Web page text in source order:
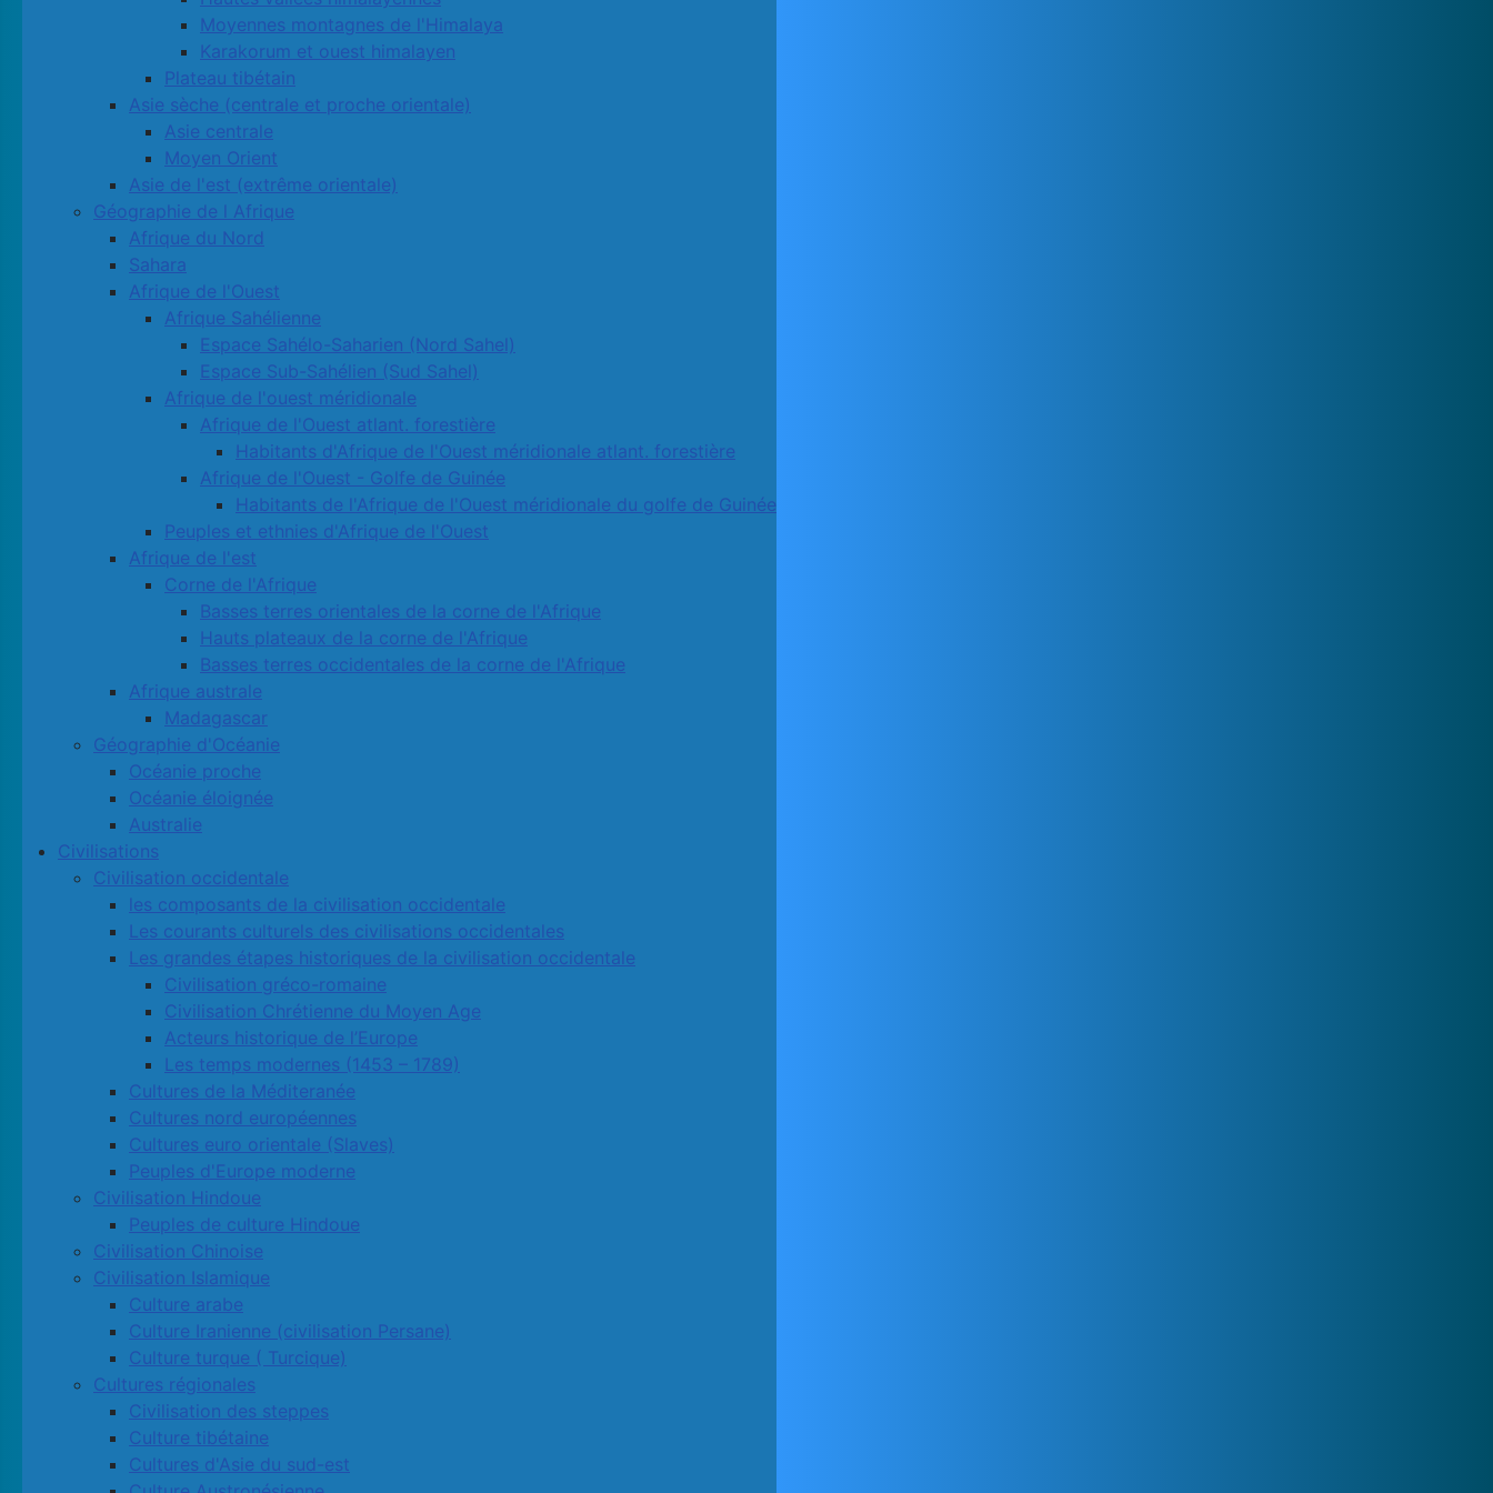
Moyennes montagnes de l'Himalaya
Karakorum et ouest himalayen
Plateau tibétain
Asie sèche (centrale et proche orientale)
Asie centrale
Moyen Orient
Asie de l'est (extrême orientale)
Géographie de l Afrique
Afrique du Nord
Sahara
Afrique de l'Ouest
Afrique Sahélienne
Espace Sahélo-Saharien (Nord Sahel)
Espace Sub-Sahélien (Sud Sahel)
Afrique de l'ouest méridionale
Afrique de l'Ouest atlant. forestière
Habitants d'Afrique de l'Ouest méridionale atlant. forestière
Afrique de l'Ouest - Golfe de Guinée
Habitants de l'Afrique de l'Ouest méridionale du golfe de Guinée
Peuples et ethnies d'Afrique de l'Ouest
Afrique de l'est
Corne de l'Afrique
Basses terres orientales de la corne de l'Afrique
Hauts plateaux de la corne de l'Afrique
Basses terres occidentales de la corne de l'Afrique
Afrique australe
Madagascar
Géographie d'Océanie
Océanie proche
Océanie éloignée
Australie
Civilisations
Civilisation occidentale
les composants de la civilisation occidentale
Les courants culturels des civilisations occidentales
Les grandes étapes historiques de la civilisation occidentale
Civilisation gréco-romaine
Civilisation Chrétienne du Moyen Age
Acteurs historique de l’Europe
Les temps modernes (1453 – 1789)
Cultures de la Méditeranée
Cultures nord européennes
Cultures euro orientale (Slaves)
Peuples d'Europe moderne
Civilisation Hindoue
Peuples de culture Hindoue
Civilisation Chinoise
Civilisation Islamique
Culture arabe
Culture Iranienne (civilisation Persane)
Culture turque ( Turcique)
Cultures régionales
Civilisation des steppes
Culture tibétaine
Cultures d'Asie du sud-est